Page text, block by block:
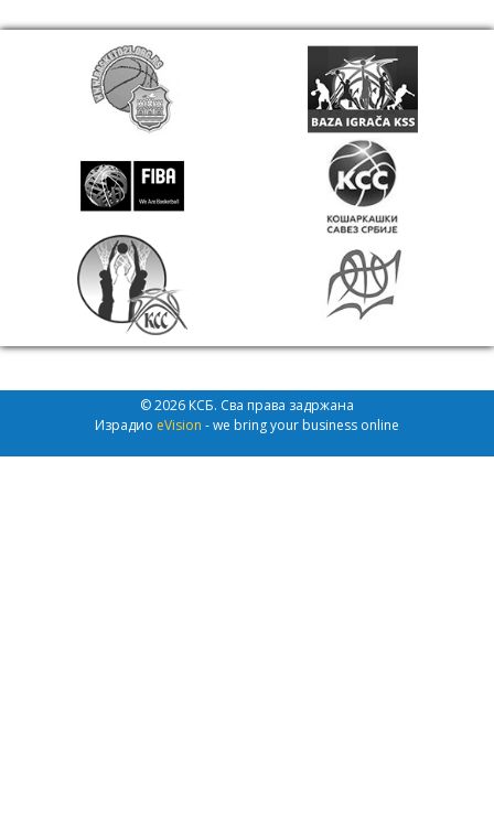
© 2026 КСБ. Сва права задржана
Израдио eVision - we bring your business online